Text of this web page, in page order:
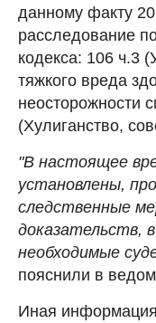
данному факту
расследование
кодекса: 106 ч.3
тяжкого вреда
неосторожности
(Хулиганство,
"В настоящее
установлены,
следственные
доказательств,
необходимые
пояснили в
Иная